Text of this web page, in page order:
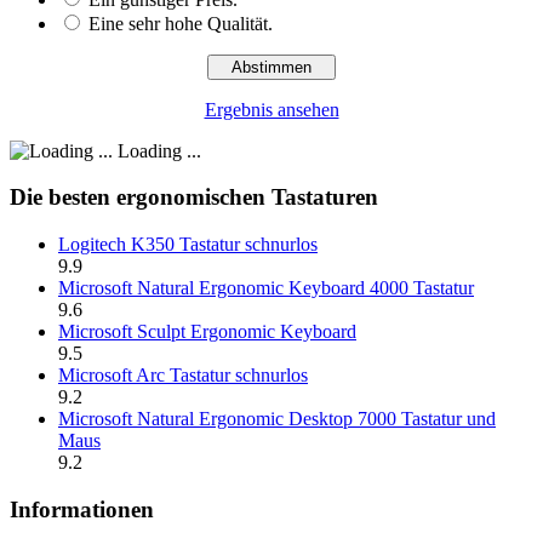
Eine sehr hohe Qualität.
Ergebnis ansehen
Loading ...
Die besten ergonomischen Tastaturen
Logitech K350 Tastatur schnurlos
9.9
Microsoft Natural Ergonomic Keyboard 4000 Tastatur
9.6
Microsoft Sculpt Ergonomic Keyboard
9.5
Microsoft Arc Tastatur schnurlos
9.2
Microsoft Natural Ergonomic Desktop 7000 Tastatur und
Maus
9.2
Informationen